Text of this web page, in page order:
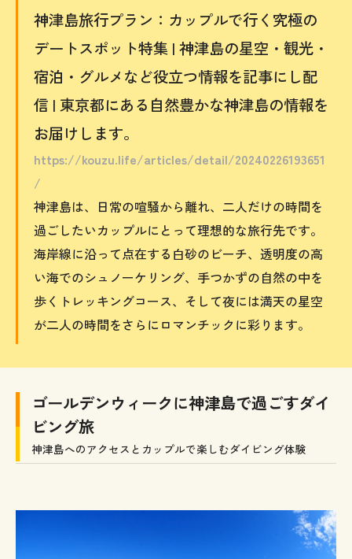
神津島旅行プラン：カップルで行く究極の
デートスポット特集 | 神津島の星空・観光・
宿泊・グルメなど役立つ情報を記事にし配
信 | 東京都にある自然豊かな神津島の情報を
お届けします。
https://kouzu.life/articles/detail/20240226193651
/
神津島は、日常の喧騒から離れ、二人だけの時間を
過ごしたいカップルにとって理想的な旅行先です。
海岸線に沿って点在する白砂のビーチ、透明度の高
い海でのシュノーケリング、手つかずの自然の中を
歩くトレッキングコース、そして夜には満天の星空
が二人の時間をさらにロマンチックに彩ります。
ゴールデンウィークに神津島で過ごすダイ
ビング旅
神津島へのアクセスとカップルで楽しむダイビング体験